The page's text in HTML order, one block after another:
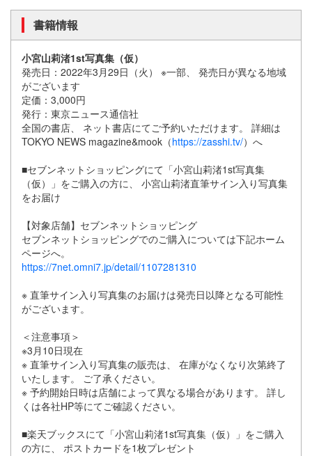
書籍情報
小宮山莉渚1st写真集（仮）
発売日：2022年3月29日（火） ※一部、 発売日が異なる地域
がございます
定価：3,000円
発行：東京ニュース通信社
全国の書店、 ネット書店にてご予約いただけます。 詳細は
TOKYO NEWS magazine&mook（https://zasshi.tv/）へ
■セブンネットショッピングにて「小宮山莉渚1st写真集
（仮）」をご購入の方に、 小宮山莉渚直筆サイン入り写真集
をお届け
【対象店舗】セブンネットショッピング
セブンネットショッピングでのご購入については下記ホーム
ページへ。
https://7net.omni7.jp/detail/1107281310
※ 直筆サイン入り写真集のお届けは発売日以降となる可能性
がございます。
＜注意事項＞
※3月10日現在
※ 直筆サイン入り写真集の販売は、 在庫がなくなり次第終了
いたします。 ご了承ください。
※ 予約開始日時は店舗によって異なる場合があります。 詳し
くは各社HP等にてご確認ください。
■楽天ブックスにて「小宮山莉渚1st写真集（仮）」をご購入
の方に、 ポストカードを1枚プレゼント